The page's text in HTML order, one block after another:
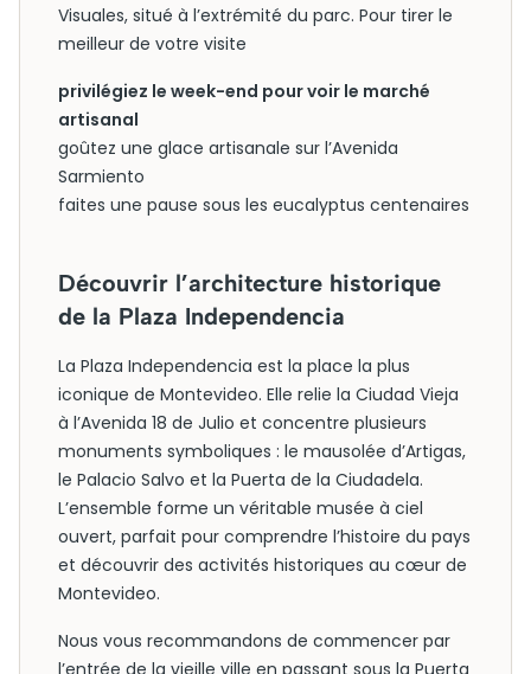
Visuales, situé à l’extrémité du parc. Pour tirer le
meilleur de votre visite
privilégiez le week-end pour voir le marché
artisanal
goûtez une glace artisanale sur l’Avenida
Sarmiento
faites une pause sous les eucalyptus centenaires
Découvrir l’architecture historique
de la Plaza Independencia
La Plaza Independencia est la place la plus
iconique de Montevideo. Elle relie la Ciudad Vieja
à l’Avenida 18 de Julio et concentre plusieurs
monuments symboliques : le mausolée d’Artigas,
le Palacio Salvo et la Puerta de la Ciudadela.
L’ensemble forme un véritable musée à ciel
ouvert, parfait pour comprendre l’histoire du pays
et découvrir des activités historiques au cœur de
Montevideo.
Nous vous recommandons de commencer par
l’entrée de la vieille ville en passant sous la Puerta